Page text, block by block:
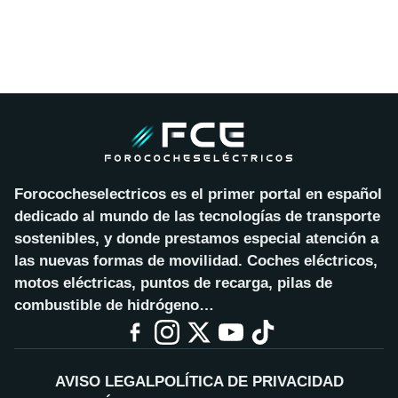
Forococheselectricos es el primer portal en español
dedicado al mundo de las tecnologías de transporte
sostenibles, y donde prestamos especial atención a
las nuevas formas de movilidad. Coches eléctricos,
motos eléctricas, puntos de recarga, pilas de
combustible de hidrógeno…
AVISO LEGALPOLÍTICA DE PRIVACIDAD